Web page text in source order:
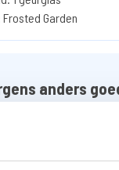
Frosted Garden
anders
het formulier in met